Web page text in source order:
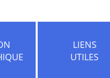
LIENS
UTILES